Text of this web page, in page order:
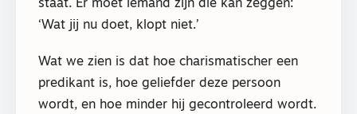
staat. Er moet iemand zijn die kan zeggen:
‘Wat jij nu doet, klopt niet.’
Wat we zien is dat hoe charismatischer een
predikant is, hoe geliefder deze persoon
wordt, en hoe minder hij gecontroleerd wordt.